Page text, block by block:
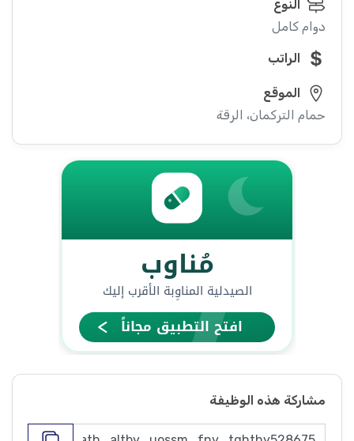
النوع
دوام كامل
الراتب
الموقع
حمام التركمان، الرقة
مشاركة هذه الوظيفة